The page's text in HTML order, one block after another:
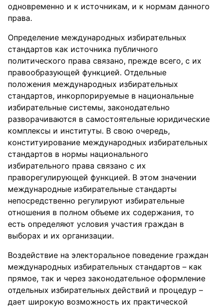
одновременно и к источникам, и к нормам данного
права.
Определение международных избирательных
стандартов как источника публичного
политического права связано, прежде всего, с их
правообразующей функцией. Отдельные
положения международных избирательных
стандартов, инкорпорируемые в национальные
избирательные системы, законодательно
разворачиваются в самостоятельные юридические
комплексы и институты. В свою очередь,
конституирование международных избирательных
стандартов в нормы национального
избирательного права связано с их
праворегулирующей функцией. В этом значении
международные избирательные стандарты
непосредственно регулируют избирательные
отношения в полном объеме их содержания, то
есть определяют условия участия граждан в
выборах и их организации.
Воздействие на электоральное поведение граждан
международных избирательных стандартов – как
прямое, так и через законодательное оформление
отдельных избирательных действий и процедур –
дает широкую возможность их практической